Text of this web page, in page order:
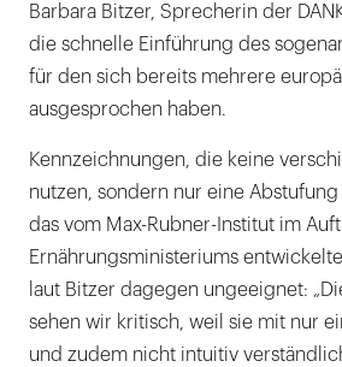
Barbara Bitzer, Sprecherin der
die schnelle Einführung des
für den sich bereits mehrere
ausgesprochen haben.
Kennzeichnungen, die keine
nutzen, sondern nur eine
das vom Max-Rubner-Institut im
Ernährungsministeriums
laut Bitzer dagegen ungeeignet:
sehen wir kritisch, weil sie mit nur
und zudem nicht intuitiv